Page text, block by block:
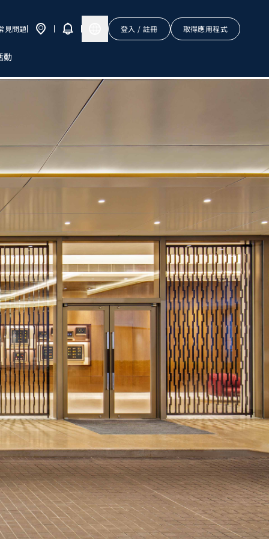
見問題 登入 / 註冊 取得應用程式
動